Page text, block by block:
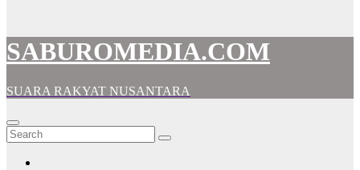
SABUROMEDIA.COM
SUARA RAKYAT NUSANTARA